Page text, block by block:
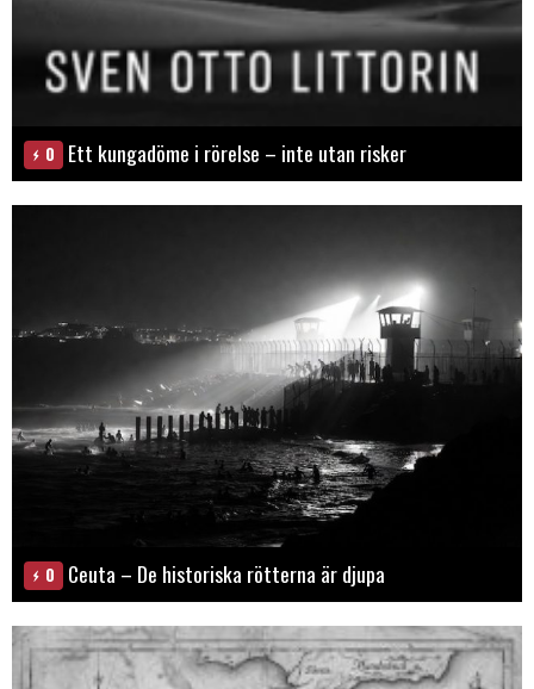
0 Ett kungadöme i rörelse – inte utan risker
0 Ceuta – De historiska rötterna är djupa